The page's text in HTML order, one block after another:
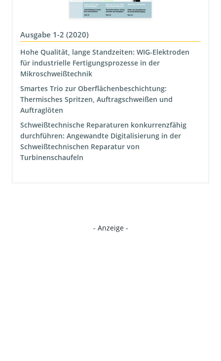
Ausgabe 1-2 (2020)
Hohe Qualität, lange Standzeiten: WIG-Elektroden
für industrielle Fertigungsprozesse in der
Mikroschweißtechnik
Smartes Trio zur Oberflächenbeschichtung:
Thermisches Spritzen, Auftragschweißen und
Auftraglöten
Schweißtechnische Reparaturen konkurrenzfähig
durchführen: Angewandte Digitalisierung in der
Schweißtechnischen Reparatur von
Turbinenschaufeln
- Anzeige -